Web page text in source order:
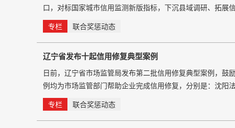
口，对标国家城市信用监测新版指标，下沉县域调研、拓展
+金融、信用+民生”全链条服务体系，让守信企业得实惠、
地注入信用动能。 5月9
专栏 联合奖惩动态
辽宁省发布十起信用修复典型案例
日前，辽宁省市场监管局发布第二批信用修复典型案例，
例均为市场监管部门帮助企业完成信用修复，分别是：沈
复后如期投标；沈阳铁西区某贸易中心因年报问题无法加盟
专栏 联合奖惩动态